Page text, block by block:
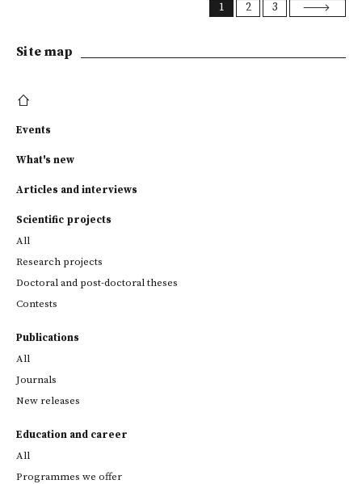
1 2 3
Site map
Events
What's new
Articles and interviews
Scientific projects
All
Research projects
Doctoral and post-doctoral theses
Contests
Publications
All
Journals
New releases
Education and career
All
Programmes we offer